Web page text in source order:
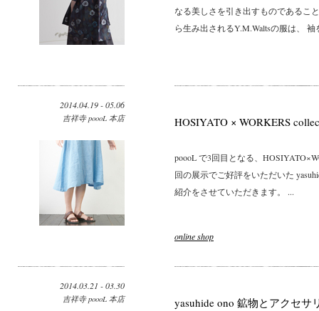
なる美しさを引き出すものであるこ
ら生み出されるY.M.Waltsの服は、 袖
2014.04.19 - 05.06
吉祥寺 poooL 本店 HOSIYATO × WORKERS
poooL で3回目となる、
回の展示でご好評をいただいた
紹介をさせていただきます。 ...
online shop
2014.03.21 - 03.30
吉祥寺 poooL 本店 yasuhide ono 鉱物とアクセサ